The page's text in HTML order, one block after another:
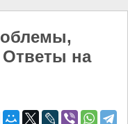
на